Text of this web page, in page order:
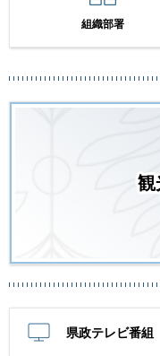
組織部署
観
県政テレビ番組